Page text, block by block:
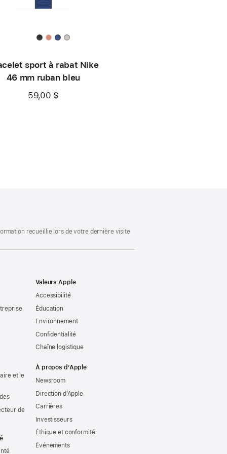
sport à rabat Nike
46 mm ruban bleu
59,00 $
recueillie lors de votre dernière visite
et le
de
Valeurs Apple
Accessibilité
Éducation
Environnement
Confidentialité
Chaîne logistique
À propos d’Apple
Newsroom
Direction d’Apple
Carrières
Investisseurs
Éthique et conformité
Événements